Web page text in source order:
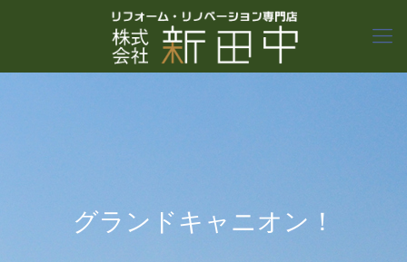
グランドキャニオン！